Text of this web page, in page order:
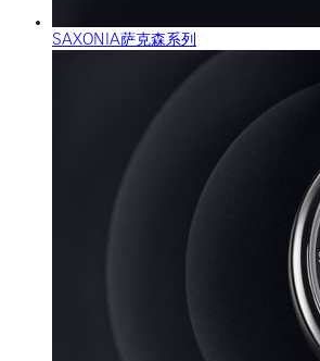
SAXONIA萨克森系列